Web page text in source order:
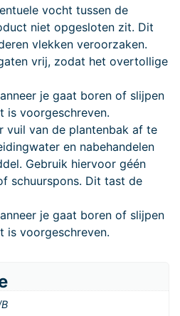
vocht tussen de
niet opgesloten zit. Dit
vlekken veroorzaken.
vrij, zodat het overtollige
je gaat boren of slijpen
is voorgeschreven.
vuil van de plantenbak af te
en nabehandelen
Gebruik hiervoor géén
schuurspons. Dit tast de
je gaat boren of slijpen
is voorgeschreven.